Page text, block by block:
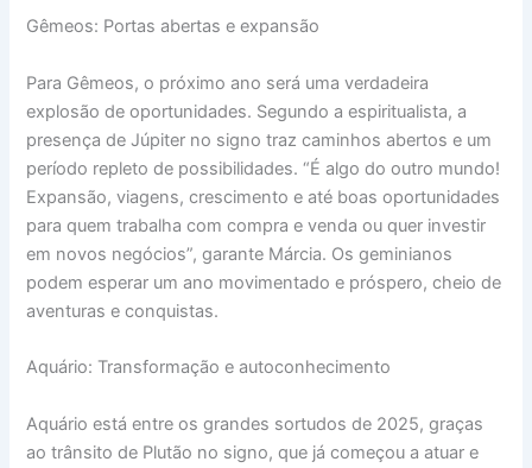
Gêmeos: Portas abertas e expansão
Para Gêmeos, o próximo ano será uma verdadeira
explosão de oportunidades. Segundo a espiritualista, a
presença de Júpiter no signo traz caminhos abertos e um
período repleto de possibilidades. “É algo do outro mundo!
Expansão, viagens, crescimento e até boas oportunidades
para quem trabalha com compra e venda ou quer investir
em novos negócios”, garante Márcia. Os geminianos
podem esperar um ano movimentado e próspero, cheio de
aventuras e conquistas.
Aquário: Transformação e autoconhecimento
Aquário está entre os grandes sortudos de 2025, graças
ao trânsito de Plutão no signo, que já começou a atuar e